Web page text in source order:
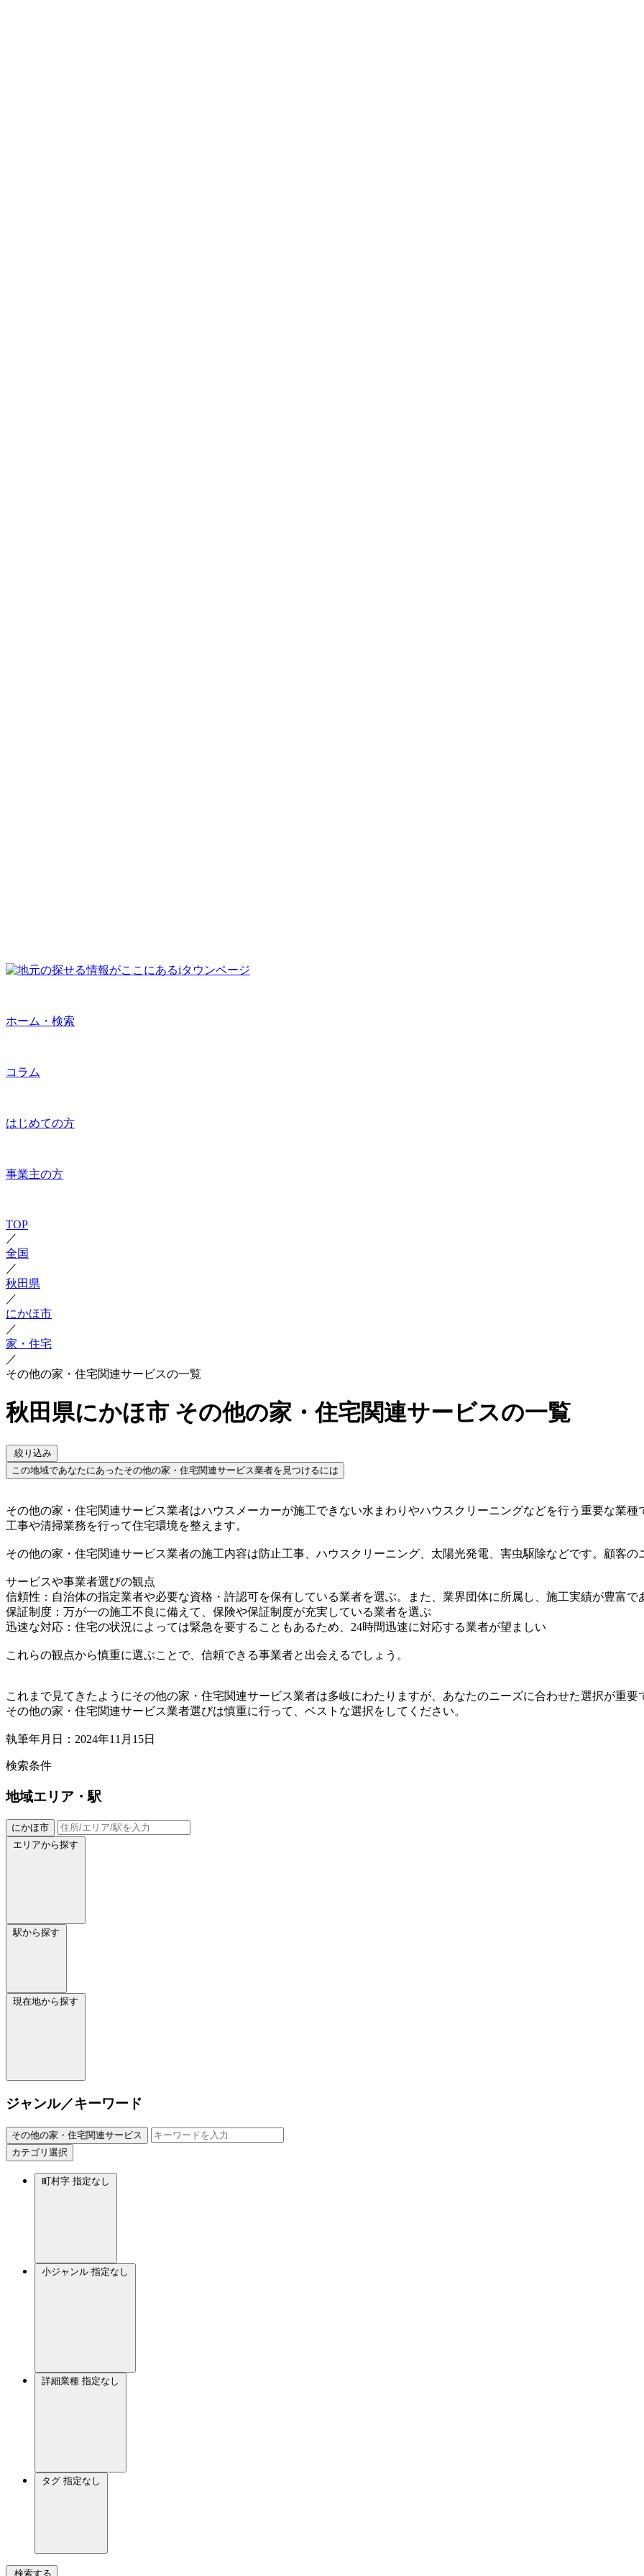
ホーム・検索
コラム
はじめての方
事業主の方
TOP
／
全国
／
秋田県
／
にかほ市
／
家・住宅
／
その他の家・住宅関連サービスの一覧
秋田県にかほ市 その他の家・住宅関連サービスの一覧
絞り込み
この地域であなたにあったその他の家・住宅関連サービス業者を見つけるには
その他の家・住宅関連サービス業者はハウスメーカーが施工できない水まわりやハウスクリーニングなどを行う重要な業
工事や清掃業務を行って住宅環境を整えます。
その他の家・住宅関連サービス業者の施工内容は防止工事、ハウスクリーニング、太陽光発電、害虫駆除などです。顧客
サービスや事業者選びの観点
信頼性：自治体の指定業者や必要な資格・許認可を保有している業者を選ぶ。また、業界団体に所属し、施工実績が豊富で
保証制度：万が一の施工不良に備えて、保険や保証制度が充実している業者を選ぶ
迅速な対応：住宅の状況によっては緊急を要することもあるため、24時間迅速に対応する業者が望ましい
これらの観点から慎重に選ぶことで、信頼できる事業者と出会えるでしょう。
これまで見てきたようにその他の家・住宅関連サービス業者は多岐にわたりますが、あなたのニーズに合わせた選択が重要
その他の家・住宅関連サービス業者選びは慎重に行って、ベストな選択をしてください。
執筆年月日：2024年11月15日
検索条件
地域エリア・駅
にかほ市
エリアから探す
駅から探す
現在地から探す
ジャンル／キーワード
その他の家・住宅関連サービス
カテゴリ選択
町村字 指定なし
小ジャンル 指定なし
詳細業種 指定なし
タグ 指定なし
検索する